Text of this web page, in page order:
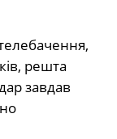
решта
завдав